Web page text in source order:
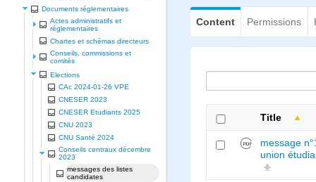
Documents réglementaires
Actes administratifs et
réglementaires
Chartes et schèmas directeurs
Conseils, commissions et
comités
Elections
CAc 2024-01-26 VPE
CNESER 2023
CNESER Etudiants 2025
CNU 2023
CNU Santé 2024
Conseils centraux décembre
2023
messages des listes
candidates
Content Permissions
Title
message
union